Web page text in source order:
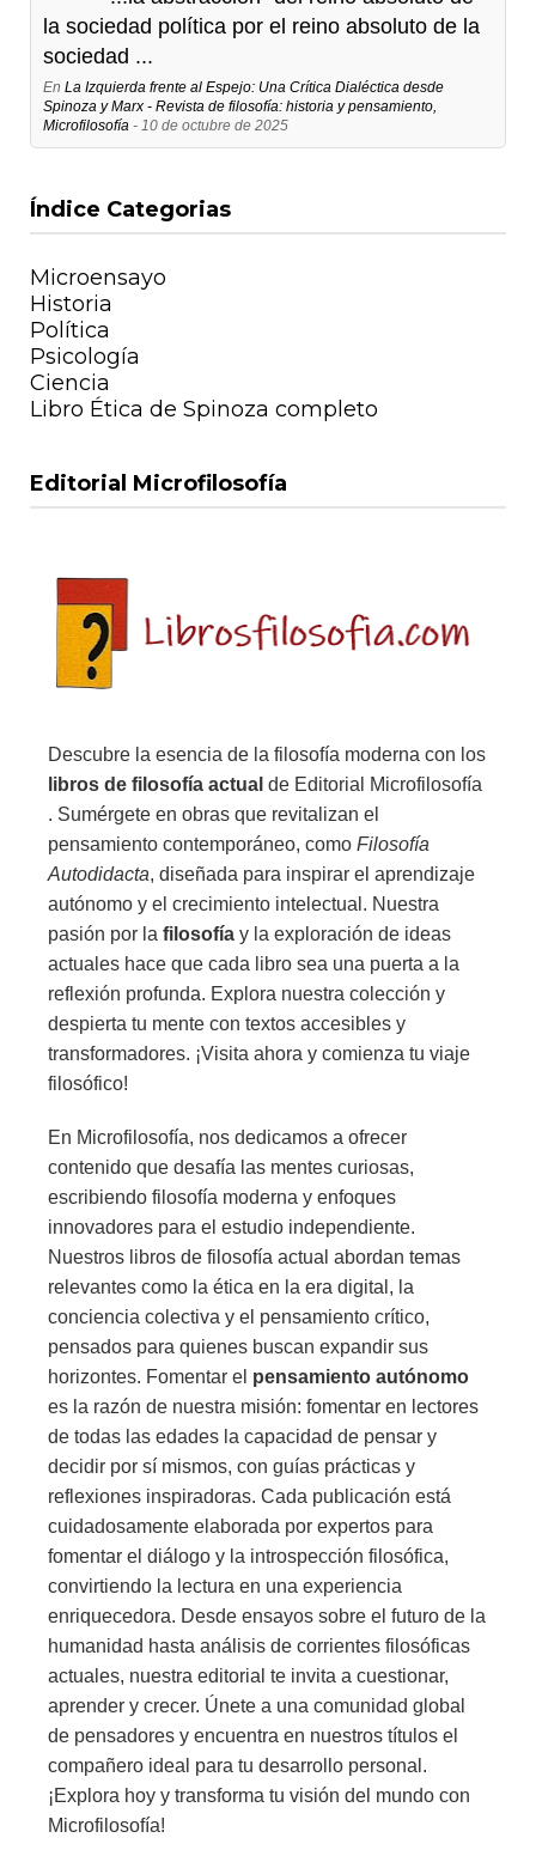
la sociedad política por el reino absoluto de la
sociedad ...
En La Izquierda frente al Espejo: Una Crítica Dialéctica desde
Spinoza y Marx - Revista de filosofía: historia y pensamiento,
Microfilosofía - 10 de octubre de 2025
Índice Categorias
Microensayo
Historia
Política
Psicología
Ciencia
Libro Ética de Spinoza completo
Editorial Microfilosofía
Descubre la esencia de la filosofía moderna con los
libros de filosofía actual de Editorial Microfilosofía
. Sumérgete en obras que revitalizan el
pensamiento contemporáneo, como Filosofía
Autodidacta, diseñada para inspirar el aprendizaje
autónomo y el crecimiento intelectual. Nuestra
pasión por la filosofía y la exploración de ideas
actuales hace que cada libro sea una puerta a la
reflexión profunda. Explora nuestra colección y
despierta tu mente con textos accesibles y
transformadores. ¡Visita ahora y comienza tu viaje
filosófico!
En Microfilosofía, nos dedicamos a ofrecer
contenido que desafía las mentes curiosas,
escribiendo filosofía moderna y enfoques
innovadores para el estudio independiente.
Nuestros libros de filosofía actual abordan temas
relevantes como la ética en la era digital, la
conciencia colectiva y el pensamiento crítico,
pensados para quienes buscan expandir sus
horizontes. Fomentar el pensamiento autónomo
es la razón de nuestra misión: fomentar en lectores
de todas las edades la capacidad de pensar y
decidir por sí mismos, con guías prácticas y
reflexiones inspiradoras. Cada publicación está
cuidadosamente elaborada por expertos para
fomentar el diálogo y la introspección filosófica,
convirtiendo la lectura en una experiencia
enriquecedora. Desde ensayos sobre el futuro de la
humanidad hasta análisis de corrientes filosóficas
actuales, nuestra editorial te invita a cuestionar,
aprender y crecer. Únete a una comunidad global
de pensadores y encuentra en nuestros títulos el
compañero ideal para tu desarrollo personal.
¡Explora hoy y transforma tu visión del mundo con
Microfilosofía!